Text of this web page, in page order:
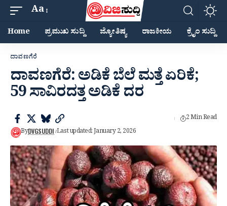
Aa
Home ಪ್ರಮುಖ ಸುದ್ದಿ ಜ್ಯೋತಿಷ್ಯ ರಾಜಕೀಯ ಕ್ರೈಂ ಸುದ್ದಿ
ದಾವಣಗೆರೆ
ದಾವಣಗೆರೆ: ಅಡಿಕೆ ಬೆಲೆ ಮತ್ತೆ ಏರಿಕೆ;
59 ಸಾವಿರದತ್ತ ಅಡಿಕೆ ದರ
ByDVGSUDDI Last updated: January 2, 2026
2 Min Read